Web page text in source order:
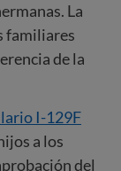
La
familiares
de la
I-129F
a los
del